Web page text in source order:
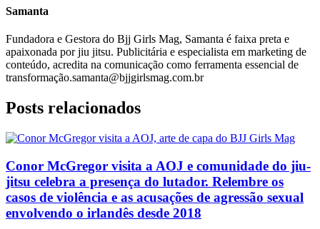
Samanta
Fundadora e Gestora do Bjj Girls Mag, Samanta é faixa preta e
apaixonada por jiu jitsu. Publicitária e especialista em marketing de
conteúdo, acredita na comunicação como ferramenta essencial de
transformação.samanta@bjjgirlsmag.com.br
Posts relacionados
Conor McGregor visita a AOJ e comunidade do jiu-
jitsu celebra a presença do lutador. Relembre os
casos de violência e as acusações de agressão sexual
envolvendo o irlandês desde 2018